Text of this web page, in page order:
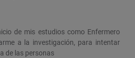
de mis estudios como Enfermero
a la investigación, para intentar
de las personas